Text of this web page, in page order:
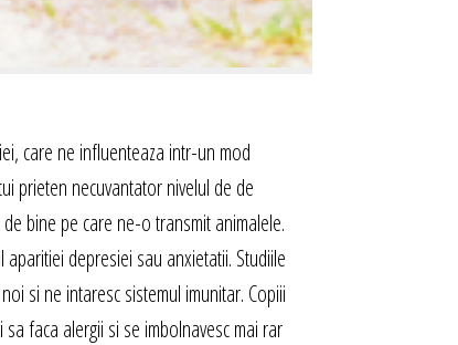
care ne influenteaza intr-un mod
prieten necuvantator nivelul de de
bine pe care ne-o transmit animalele.
depresiei sau anxietatii. Studiile
si ne intaresc sistemul imunitar. Copiii
faca alergii si se imbolnavesc mai rar